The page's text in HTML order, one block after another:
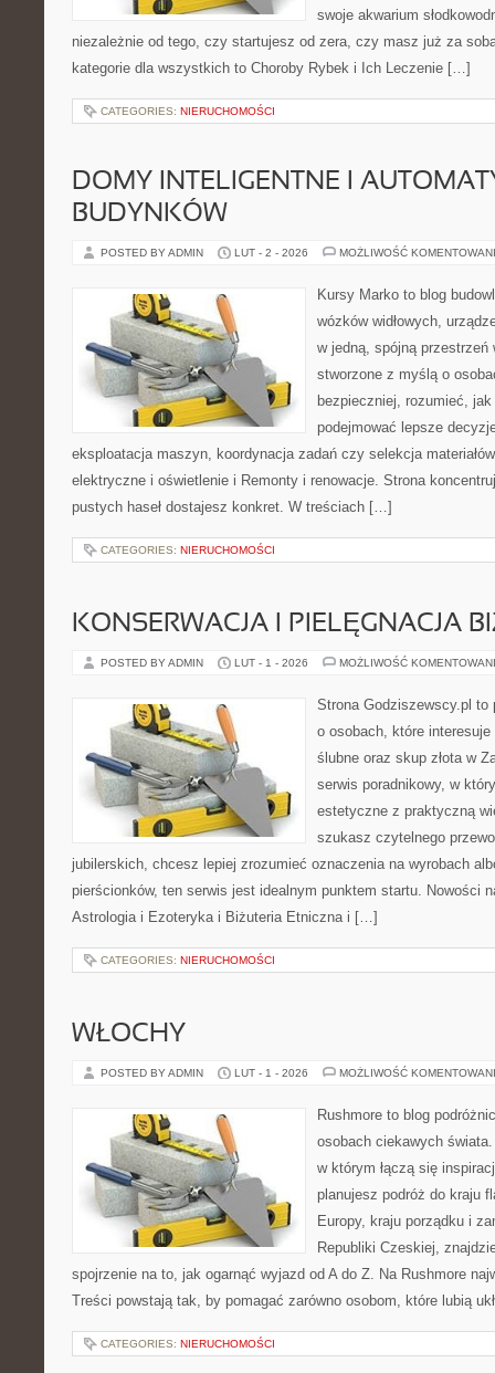
swoje akwarium
niezależnie od tego, czy startujesz od zera, czy masz już za
kategorie dla wszystkich to Choroby Rybek i Ich Leczenie […]
CATEGORIES: NIERUCHOMOŚCI
DOMY INTELIGENTNE I
BUDYNKÓW
POSTED BY ADMIN LUT - 2 - 2026 MOŻLIWOŚĆ
Kursy Marko to blog
wózków widłowych,
w jedną, spójną przestrzeń
stworzone z myślą o
bezpieczniej, rozumieć,
podejmować lepsze
eksploatacja maszyn, koordynacja zadań czy selekcja
elektryczne i oświetlenie i Remonty i renowacje. Strona
pustych haseł dostajesz konkret. W treściach […]
CATEGORIES: NIERUCHOMOŚCI
KONSERWACJA I PIELĘGNACJA
POSTED BY ADMIN LUT - 1 - 2026 MOŻLIWOŚĆ
Strona Godziszewscy.pl
o osobach, które
ślubne oraz skup złota w
serwis poradnikowy, w
estetyczne z praktyczną
szukasz czytelnego
jubilerskich, chcesz lepiej zrozumieć oznaczenia na wyrobach
pierścionków, ten serwis jest idealnym punktem startu. Nowości
Astrologia i Ezoteryka i Biżuteria Etniczna i […]
CATEGORIES: NIERUCHOMOŚCI
WŁOCHY
POSTED BY ADMIN LUT - 1 - 2026 MOŻLIWOŚĆ
Rushmore to blog
osobach ciekawych
w którym łączą się
planujesz podróż do kraju
Europy, kraju porządku i
Republiki Czeskiej,
spojrzenie na to, jak ogarnąć wyjazd od A do Z. Na Rushmore
Treści powstają tak, by pomagać zarówno osobom, które lubią
CATEGORIES: NIERUCHOMOŚCI